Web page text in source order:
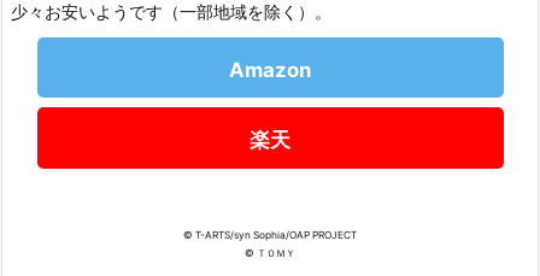
少々お安いようです（一部地域を除く）。
Amazon
楽天
© T-ARTS/syn Sophia/OAP PROJECT
© ＴＯＭＹ